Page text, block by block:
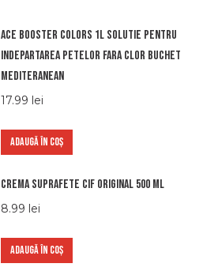
Ace booster colors 1l solutie pentru
indepartarea petelor fara clor buchet
mediteranean
17.99 lei
ADAUGĂ ÎN COȘ
Crema suprafete Cif Original 500 ml
8.99 lei
ADAUGĂ ÎN COȘ